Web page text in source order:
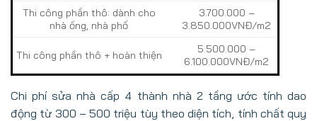
Thi công phần thô: dành cho
nhà ống, nhà phố
3.700.000 –
3.850.000VNĐ/m2
Thi công phần thô + hoàn thiện
5.500.000 –
6.100.000VNĐ/m2
Chi phí sửa nhà cấp 4 thành nhà 2 tầng ước tính dao
động từ 300 – 500 triệu tùy theo diện tích, tính chất quy